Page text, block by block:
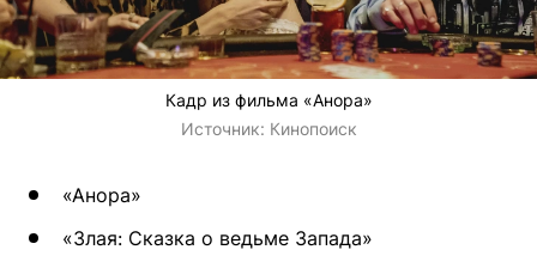
Кадр из фильма «Анора»
Источник: Кинопоиск
«Анора»
«Злая: Сказка о ведьме Запада»